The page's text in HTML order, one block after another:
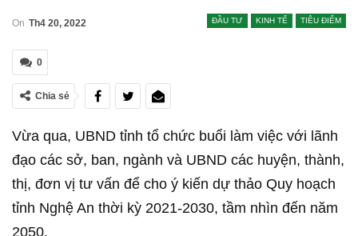
ĐẦU TƯ KINH TẾ TIÊU ĐIỂM
On Th4 20, 2022
0
Chia sẻ
Vừa qua, UBND tỉnh tổ chức buổi làm việc với lãnh
đạo các sở, ban, ngành và UBND các huyện, thành,
thị, đơn vị tư vấn để cho ý kiến dự thảo Quy hoạch
tỉnh Nghệ An thời kỳ 2021-2030, tầm nhìn đến năm
2050.